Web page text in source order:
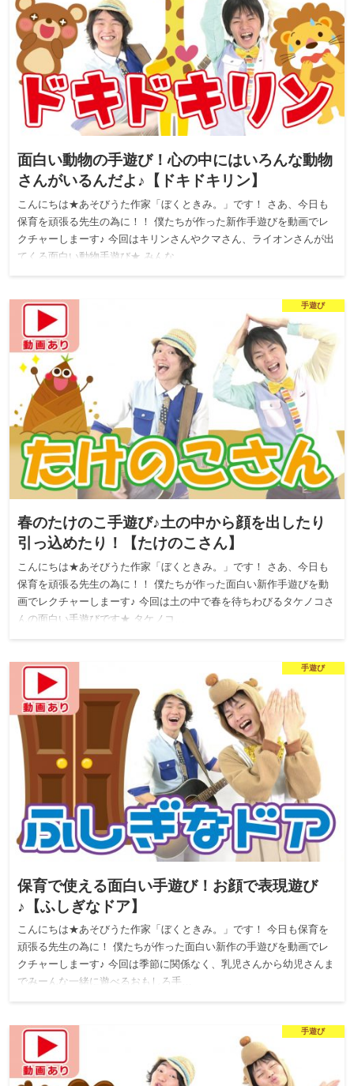
面白い動物の手遊び！心の中にはいろんな動物
さんがいるんだよ♪【ドキドキリン】
こんにちは★あそびうた作家「ぼくときみ。」です！ さあ、今日も
保育を頑張る先生の為に！！ 僕たちが作った新作手遊びを動画でレ
クチャーしまーす♪ 今回はキリンさんやクマさん、ライオンさんが出
てくる面白い動物手遊び★ みんな…
手遊び
春のたけのこ手遊び♪土の中から顔を出したり
引っ込めたり！【たけのこさん】
こんにちは★あそびうた作家「ぼくときみ。」です！ さあ、今日も
保育を頑張る先生の為に！！ 僕たちが作った面白い新作手遊びを動
画でレクチャーしまーす♪ 今回は土の中で春を待ちわびるタケノコさ
んの面白い手遊びです★ タケノコ…
手遊び
保育で使える面白い手遊び！お顔で表現遊び
♪【ふしぎなドア】
こんにちは★あそびうた作家「ぼくときみ。」です！ 今日も保育を
頑張る先生の為に！ 僕たちが作った面白い新作の手遊びを動画でレ
クチャーしまーす♪ 今回は季節に関係なく、乳児さんから幼児さんま
でみーんな一緒に遊べるおもしろ手…
手遊び